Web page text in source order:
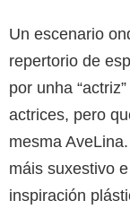
Un escenario
repertorio de
por unha
actrices, pero
mesma
máis suxestivo
inspiración